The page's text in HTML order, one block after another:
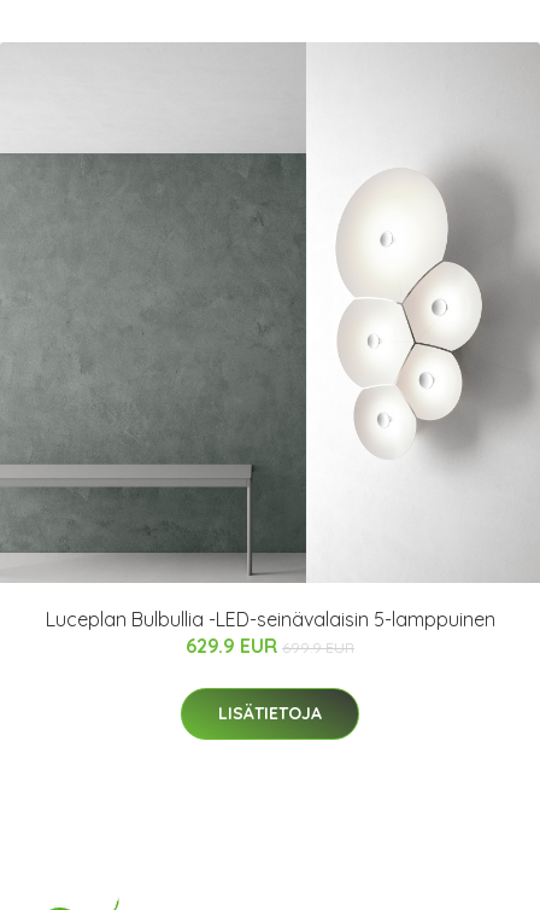
Luceplan Bulbullia -LED-seinävalaisin 5-lamppuinen
629.9 EUR 699.9 EUR
LISÄTIETOJA